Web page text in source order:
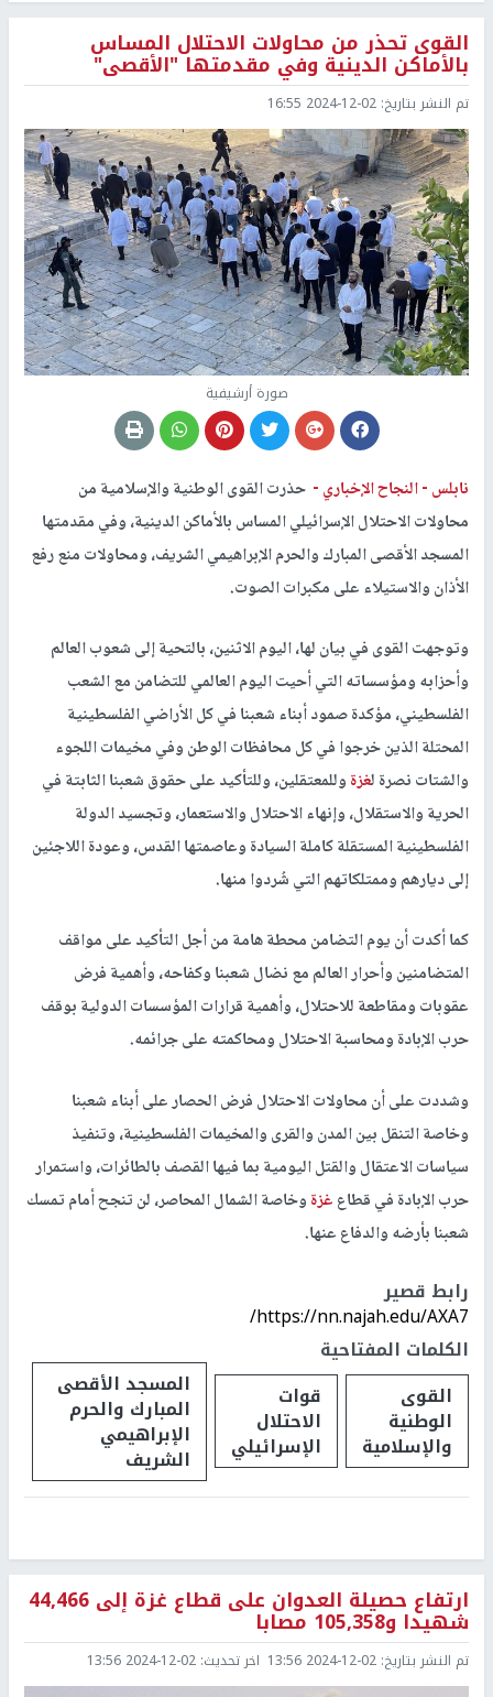
القوى تحذر من محاولات الاحتلال المساس
بالأماكن الدينية وفي مقدمتها "الأقصى"
تم النشر بتاريخ: 2024-12-02 16:55
صورة أرشيفية
نابلس -النجاح الإخباري - حذرت القوى الوطنية والإسلامية من
محاولات الاحتلال الإسرائيلي المساس بالأماكن الدينية، وفي مقدمتها
المسجد الأقصى المبارك والحرم الإبراهيمي الشريف، ومحاولات منع رفع
الأذان والاستيلاء على مكبرات الصوت.
وتوجهت القوى في بيان لها، اليوم الاثنين، بالتحية إلى شعوب العالم
وأحزابه ومؤسساته التي أحيت اليوم العالمي للتضامن مع الشعب
الفلسطيني، مؤكدة صمود أبناء شعبنا في كل الأراضي الفلسطينية
المحتلة الذين خرجوا في كل محافظات الوطن وفي مخيمات اللجوء
والشتات نصرة لغزةوللمعتقلين، وللتأكيد على حقوق شعبنا الثابتة في
الحرية والاستقلال، وإنهاء الاحتلال والاستعمار، وتجسيد الدولة
الفلسطينية المستقلة كاملة السيادة وعاصمتها القدس، وعودة اللاجئين
إلى ديارهم وممتلكاتهم التي شُردوا منها.
كما أكدت أن يوم التضامن محطة هامة من أجل التأكيد على مواقف
المتضامنين وأحرار العالم مع نضال شعبنا وكفاحه، وأهمية فرض
عقوبات ومقاطعة للاحتلال، وأهمية قرارات المؤسسات الدولية بوقف
حرب الإبادة ومحاسبة الاحتلال ومحاكمته على جرائمه.
وشددت على أن محاولات الاحتلال فرض الحصار على أبناء شعبنا
وخاصة التنقل بين المدن والقرى والمخيمات الفلسطينية، وتنفيذ
سياسات الاعتقال والقتل اليومية بما فيها القصف بالطائرات، واستمرار
حرب الإبادة في قطاعغزةوخاصة الشمال المحاصر، لن تنجح أمام تمسك
شعبنا بأرضه والدفاع عنها.
رابط قصير
https://nn.najah.edu/AXA7/
الكلمات المفتاحية
القوى
الوطنية
والإسلامية
قوات
الاحتلال
الإسرائيلي
المسجد الأقصى
المبارك والحرم
الإبراهيمي
الشريف
ارتفاع حصيلة العدوان على قطاع غزة إلى 44,466
شهيدا و105,358 مصابا
تم النشر بتاريخ: 2024-12-02 13:56 اخر تحديث: 2024-12-02 13:56